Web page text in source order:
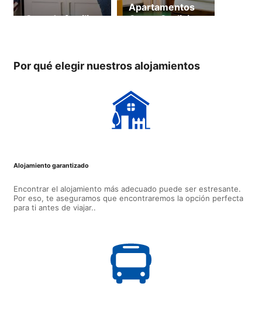
Casa de familia
Apartamentos
Creon Co-living
Por qué elegir nuestros alojamientos
Alojamiento garantizado
Encontrar el alojamiento más adecuado puede ser estresante.
Por eso, te aseguramos que encontraremos la opción perfecta
para ti antes de viajar..